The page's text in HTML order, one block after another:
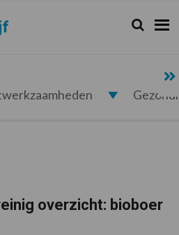
Zoeken...
Zoek
overzicht: bioboer